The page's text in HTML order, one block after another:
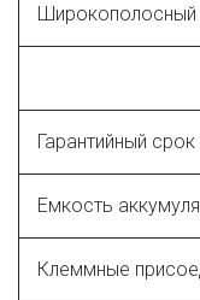
Гарантийный
Емкость
Клеммные